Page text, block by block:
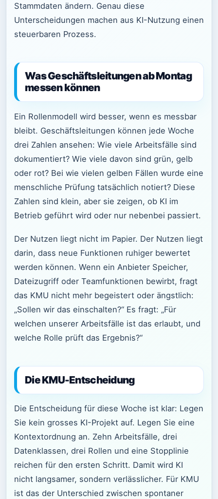
Stammdaten ändern. Genau diese
Unterscheidungen machen aus KI-Nutzung einen
steuerbaren Prozess.
Was Geschäftsleitungen ab Montag
messen können
Ein Rollenmodell wird besser, wenn es messbar
bleibt. Geschäftsleitungen können jede Woche
drei Zahlen ansehen: Wie viele Arbeitsfälle sind
dokumentiert? Wie viele davon sind grün, gelb
oder rot? Bei wie vielen gelben Fällen wurde eine
menschliche Prüfung tatsächlich notiert? Diese
Zahlen sind klein, aber sie zeigen, ob KI im
Betrieb geführt wird oder nur nebenbei passiert.
Der Nutzen liegt nicht im Papier. Der Nutzen liegt
darin, dass neue Funktionen ruhiger bewertet
werden können. Wenn ein Anbieter Speicher,
Dateizugriff oder Teamfunktionen bewirbt, fragt
das KMU nicht mehr begeistert oder ängstlich:
„Sollen wir das einschalten?“ Es fragt: „Für
welchen unserer Arbeitsfälle ist das erlaubt, und
welche Rolle prüft das Ergebnis?“
Die KMU-Entscheidung
Die Entscheidung für diese Woche ist klar: Legen
Sie kein grosses KI-Projekt auf. Legen Sie eine
Kontextordnung an. Zehn Arbeitsfälle, drei
Datenklassen, drei Rollen und eine Stopplinie
reichen für den ersten Schritt. Damit wird KI
nicht langsamer, sondern verlässlicher. Für KMU
ist das der Unterschied zwischen spontaner